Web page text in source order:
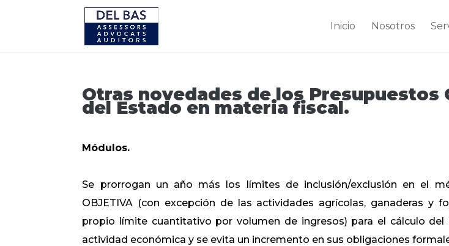
Inicio Nosotros
Otras novedades de los Presupuestos
del Estado en materia fiscal.
Módulos.
Se prorrogan un año más los límites de inclusión/exclusión en el
OBJETIVA (con excepción de las actividades agrícolas, ganaderas y
propio límite cuantitativo por volumen de ingresos) para el cálculo
actividad económica y se evita un incremento en sus obligaciones